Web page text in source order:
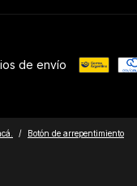
de envío
/ Botón de arrepentimiento